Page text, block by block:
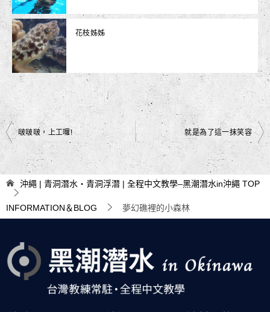
花枝姊姊
文
章
導
覽
啵啵啵，上工囉! 就是為了這一抹笑容
沖繩 | 青洞潛水・青洞浮潛 | 全程中文教學–黑潮潛水in沖繩 TOP
INFORMATION＆BLOG 夢幻礁裡的小森林